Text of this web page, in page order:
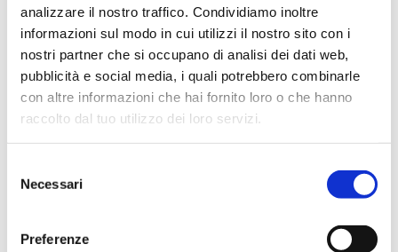
analizzare il nostro traffico. Condividiamo inoltre
informazioni sul modo in cui utilizzi il nostro sito con i
nostri partner che si occupano di analisi dei dati web,
pubblicità e social media, i quali potrebbero combinarle
con altre informazioni che hai fornito loro o che hanno
raccolto dal tuo utilizzo dei loro servizi.
delNecessari
Preferenze
BANCAFORTE TV
insieme ai controlli”
realizzati con l'AI funzionano. Spesso sorprendono per la